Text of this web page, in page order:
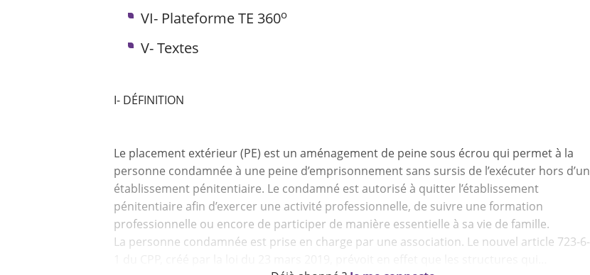
VI- Plateforme TE 360o
V- Textes
I- DÉFINITION
Le placement extérieur (PE) est un aménagement de peine sous écrou qui permet à la
personne condamnée à une peine d’emprisonnement sans sursis de l’exécuter hors d’un
établissement pénitentiaire. Le condamné est autorisé à quitter l’établissement
pénitentiaire afin d’exercer une activité professionnelle, de suivre une formation
professionnelle ou encore de participer de manière essentielle à sa vie de famille.
La personne condamnée est prise en charge par une association. Le nouvel article 723-6-